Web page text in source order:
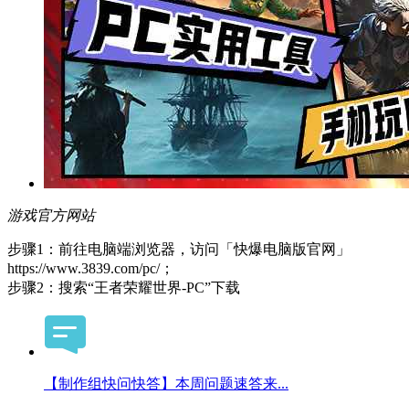
游戏官方网站
步骤1：前往电脑端浏览器，访问「快爆电脑版官网」
https://www.3839.com/pc/；
步骤2：搜索“王者荣耀世界-PC”下载
【制作组快问快答】本周问题速答来...